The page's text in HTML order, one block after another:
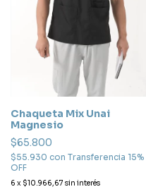
Chaqueta Mix Unai
Magnesio
$65.800
$55.930 con Transferencia 15%
OFF
6 x $10.966,67 sin interés